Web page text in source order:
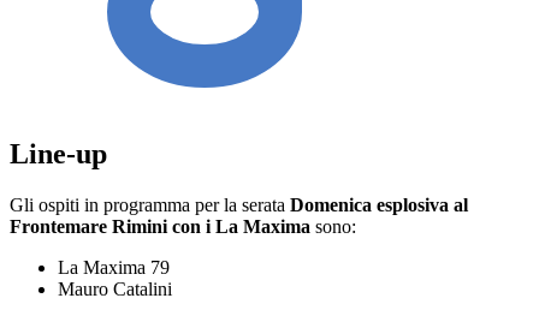
Line-up
Gli ospiti in programma per la serata Domenica esplosiva al
Frontemare Rimini con i La Maxima sono:
La Maxima 79
Mauro Catalini